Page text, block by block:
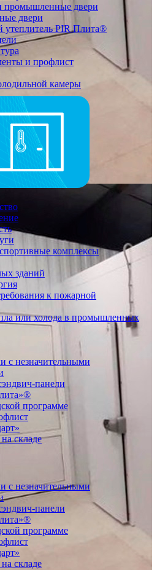
промышленные двери
двери
утеплитель PIR Плита®
и профлист
камеры
комплексы
зданий
к пожарной
или холода в промышленных
с незначительными
панели
программе
складе
с незначительными
панели
программе
складе